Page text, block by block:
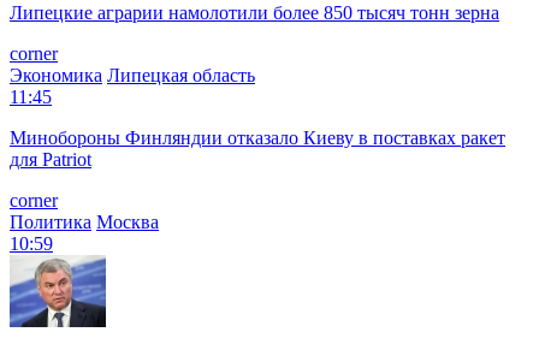
Липецкие аграрии намолотили более 850 тысяч тонн зерна
corner
Экономика Липецкая область
11:45
Минобороны Финляндии отказало Киеву в поставках ракет
для Patriot
corner
Политика Москва
10:59